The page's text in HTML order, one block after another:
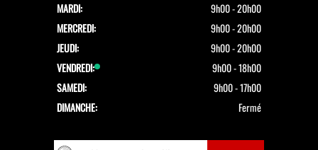
MARDI:
9h00 - 20h00
MERCREDI:
9h00 - 20h00
JEUDI:
9h00 - 20h00
VENDREDI:
9h00 - 18h00
SAMEDI:
9h00 - 17h00
DIMANCHE:
Fermé